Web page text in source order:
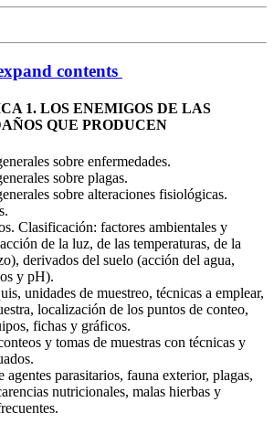
contents
1. LOS ENEMIGOS DE LAS
QUE PRODUCEN
sobre enfermedades.
sobre plagas.
sobre alteraciones fisiológicas.
Clasificación: factores ambientales y
de la luz, de las temperaturas, de la
derivados del suelo (acción del agua,
y pH).
unidades de muestreo, técnicas a emplear,
localización de los puntos de conteo,
fichas y gráficos.
y tomas de muestras con técnicas y
parasitarios, fauna exterior, plagas,
nutricionales, malas hierbas y